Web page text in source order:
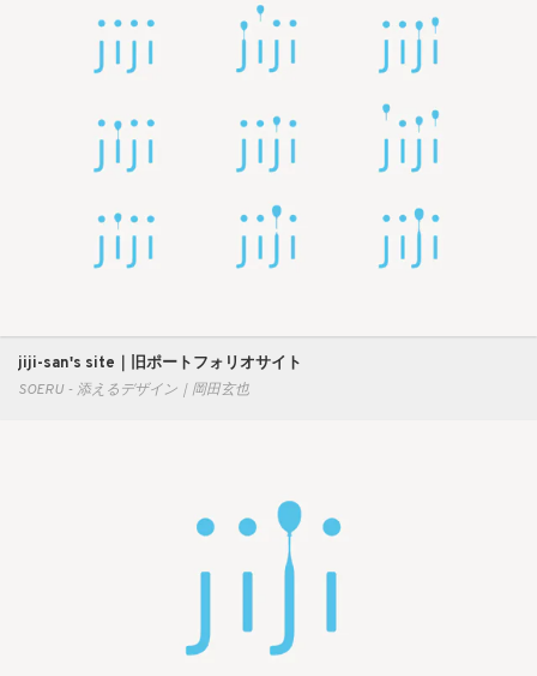
jiji-san's site｜旧ポートフォリオサイト
SOERU - 添えるデザイン｜岡田玄也